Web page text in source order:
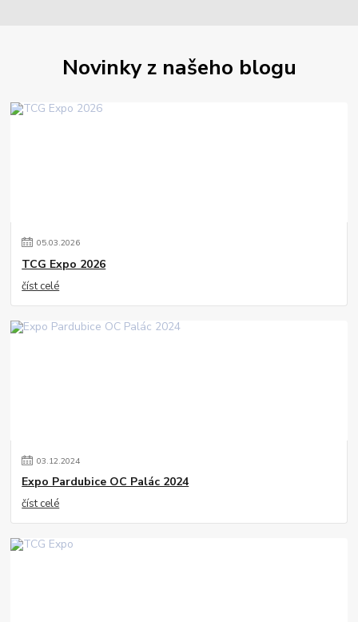
Novinky z našeho blogu
05.03.2026
TCG Expo 2026
číst celé
03.12.2024
Expo Pardubice OC Palác 2024
číst celé